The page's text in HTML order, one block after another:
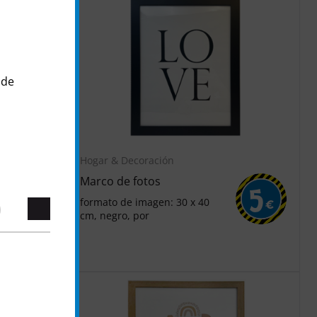
7
Hogar & Decoración
Marco de fotos
formato de imagen: 30 x 40
cm, negro, por
5 €